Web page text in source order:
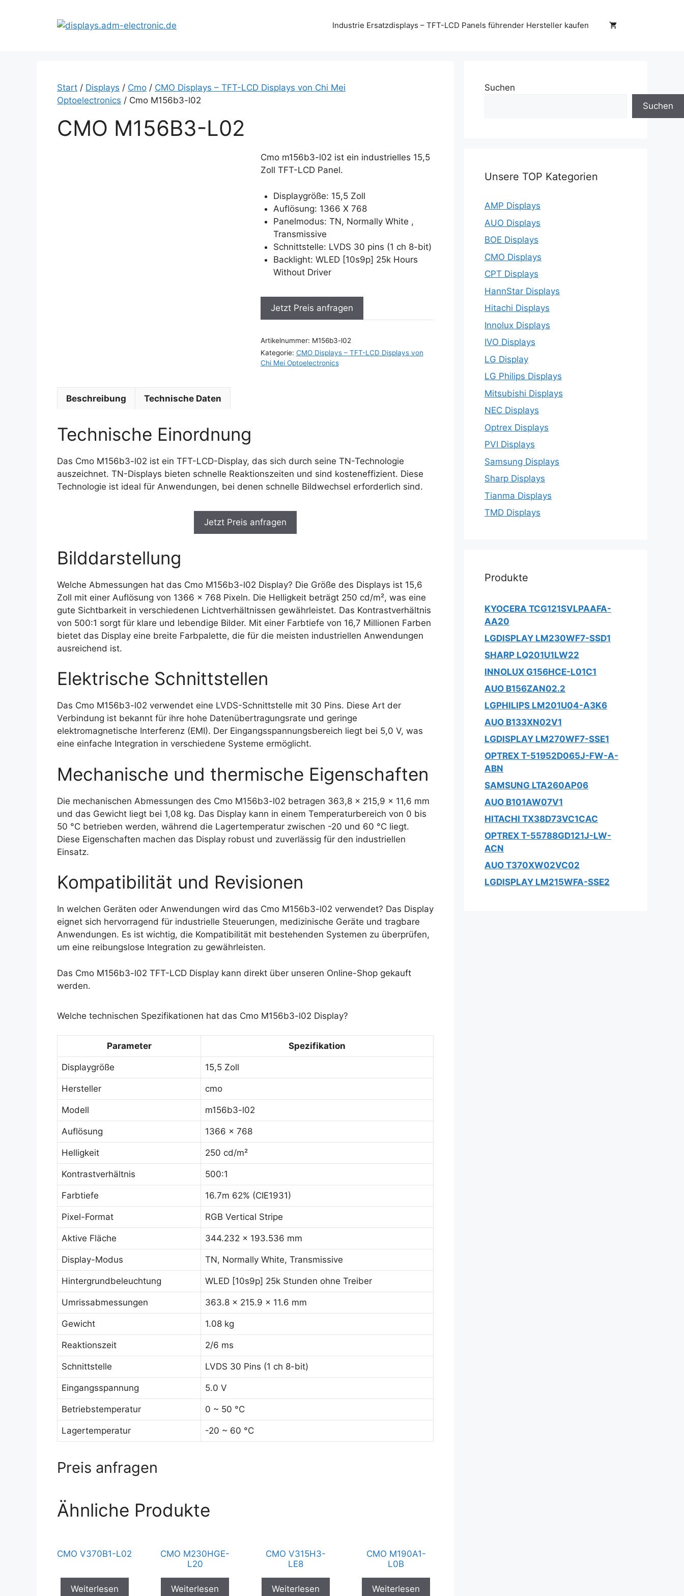
Industrie Ersatzdisplays – TFT-LCD Panels führender Hersteller kaufen
Start / Displays / Cmo / CMO Displays – TFT-LCD Displays von Chi Mei
Optoelectronics / Cmo M156b3-l02
CMO M156B3-L02
Cmo m156b3-l02 ist ein industrielles 15,5
Zoll TFT-LCD Panel.
Displaygröße: 15,5 Zoll
Auflösung: 1366 X 768
Panelmodus: TN, Normally White ,
Transmissive
Schnittstelle: LVDS 30 pins (1 ch 8-bit)
Backlight: WLED [10s9p] 25k Hours
Without Driver
Jetzt Preis anfragen
Artikelnummer: M156b3-l02
Kategorie: CMO Displays – TFT-LCD Displays von
Chi Mei Optoelectronics
Beschreibung Technische Daten
Technische Einordnung
Das Cmo M156b3-l02 ist ein TFT-LCD-Display, das sich durch seine TN-Technologie
auszeichnet. TN-Displays bieten schnelle Reaktionszeiten und sind kosteneffizient. Diese
Technologie ist ideal für Anwendungen, bei denen schnelle Bildwechsel erforderlich sind.
Jetzt Preis anfragen
Bilddarstellung
Welche Abmessungen hat das Cmo M156b3-l02 Display? Die Größe des Displays ist 15,6
Zoll mit einer Auflösung von 1366 x 768 Pixeln. Die Helligkeit beträgt 250 cd/m², was eine
gute Sichtbarkeit in verschiedenen Lichtverhältnissen gewährleistet. Das Kontrastverhältnis
von 500:1 sorgt für klare und lebendige Bilder. Mit einer Farbtiefe von 16,7 Millionen Farben
bietet das Display eine breite Farbpalette, die für die meisten industriellen Anwendungen
ausreichend ist.
Elektrische Schnittstellen
Das Cmo M156b3-l02 verwendet eine LVDS-Schnittstelle mit 30 Pins. Diese Art der
Verbindung ist bekannt für ihre hohe Datenübertragungsrate und geringe
elektromagnetische Interferenz (EMI). Der Eingangsspannungsbereich liegt bei 5,0 V, was
eine einfache Integration in verschiedene Systeme ermöglicht.
Mechanische und thermische Eigenschaften
Die mechanischen Abmessungen des Cmo M156b3-l02 betragen 363,8 x 215,9 x 11,6 mm
und das Gewicht liegt bei 1,08 kg. Das Display kann in einem Temperaturbereich von 0 bis
50 °C betrieben werden, während die Lagertemperatur zwischen -20 und 60 °C liegt.
Diese Eigenschaften machen das Display robust und zuverlässig für den industriellen
Einsatz.
Kompatibilität und Revisionen
In welchen Geräten oder Anwendungen wird das Cmo M156b3-l02 verwendet? Das Display
eignet sich hervorragend für industrielle Steuerungen, medizinische Geräte und tragbare
Anwendungen. Es ist wichtig, die Kompatibilität mit bestehenden Systemen zu überprüfen,
um eine reibungslose Integration zu gewährleisten.
Das Cmo M156b3-l02 TFT-LCD Display kann direkt über unseren Online-Shop gekauft
werden.
Welche technischen Spezifikationen hat das Cmo M156b3-l02 Display?
Parameter Spezifikation
Displaygröße 15,5 Zoll
Hersteller cmo
Modell m156b3-l02
Auflösung 1366 x 768
Helligkeit 250 cd/m²
Kontrastverhältnis 500:1
Farbtiefe 16.7m 62% (CIE1931)
Pixel-Format RGB Vertical Stripe
Aktive Fläche 344.232 x 193.536 mm
Display-Modus TN, Normally White, Transmissive
Hintergrundbeleuchtung WLED [10s9p] 25k Stunden ohne Treiber
Umrissabmessungen 363.8 x 215.9 x 11.6 mm
Gewicht 1.08 kg
Reaktionszeit 2/6 ms
Schnittstelle LVDS 30 Pins (1 ch 8-bit)
Eingangsspannung 5.0 V
Betriebstemperatur 0 ~ 50 °C
Lagertemperatur -20 ~ 60 °C
Preis anfragen
Ähnliche Produkte
CMO V370B1-L02
Weiterlesen
CMO M230HGE-
L20
Weiterlesen
CMO V315H3-
LE8
Weiterlesen
CMO M190A1-
L0B
Weiterlesen
Suchen
Suchen
Unsere TOP Kategorien
AMP Displays
AUO Displays
BOE Displays
CMO Displays
CPT Displays
HannStar Displays
Hitachi Displays
Innolux Displays
IVO Displays
LG Display
LG Philips Displays
Mitsubishi Displays
NEC Displays
Optrex Displays
PVI Displays
Samsung Displays
Sharp Displays
Tianma Displays
TMD Displays
Produkte
KYOCERA TCG121SVLPAAFA-
AA20
LGDISPLAY LM230WF7-SSD1
SHARP LQ201U1LW22
INNOLUX G156HCE-L01C1
AUO B156ZAN02.2
LGPHILIPS LM201U04-A3K6
AUO B133XN02V1
LGDISPLAY LM270WF7-SSE1
OPTREX T-51952D065J-FW-A-
ABN
SAMSUNG LTA260AP06
AUO B101AW07V1
HITACHI TX38D73VC1CAC
OPTREX T-55788GD121J-LW-
ACN
AUO T370XW02VC02
LGDISPLAY LM215WFA-SSE2